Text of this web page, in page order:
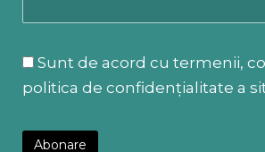
Sunt de acord cu termenii,
politica de confidențialitate a